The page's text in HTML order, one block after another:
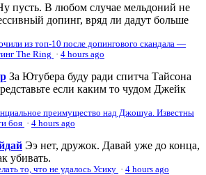
пусть. В любом случае мельдоний не
допинг, вряд ли дадут больше
из топ-10 после допингового скандала —
The Ring · 4 hours ago
За Ютубера буду ради спитча Тайсона
если каким то чудом Джейк
преимущество над Джошуа. Известны
боя · 4 hours ago
Ээ нет, дружок. Давай уже до конца,
убивать.
то, что не удалось Усику · 4 hours ago